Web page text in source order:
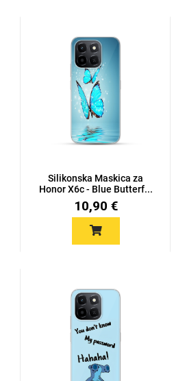
Silikonska Maskica za
Honor X6c - Blue Butterf...
10,90 €
MarbleMania
Crtani filmovi
Obiteljski motivi